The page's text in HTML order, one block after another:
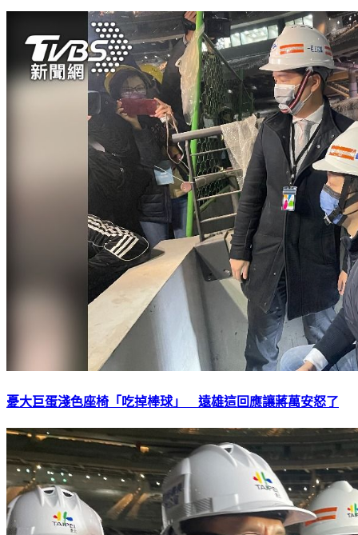
憂大巨蛋淺色座椅「吃掉棒球」 遠雄這回應讓蔣萬安怒了